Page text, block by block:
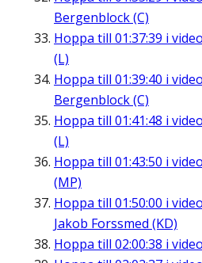
Bergenblock (C)
Hoppa till 01:37:39 i
(L)
Hoppa till 01:39:40 i
Bergenblock (C)
Hoppa till 01:41:48 i
(L)
Hoppa till 01:43:50 i
(MP)
Hoppa till 01:50:00 i
Jakob Forssmed (KD)
Hoppa till 02:00:38 i